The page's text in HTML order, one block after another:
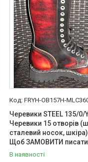
FRYH-OB157H-
Черевики STEEL 135/0/
Черевики 15 отворів
сталевий носок,
Щоб ЗАМОВИТИ писати
В наявності